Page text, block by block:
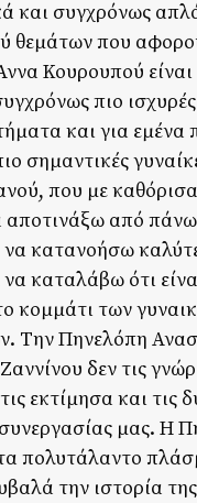
και συγχρόνως
θεμάτων που
Κουρουπού είναι
πιο
και για εμένα
σημαντικές
που με
αποτινάξω από
κατανοήσω
να καταλάβω ότι
κομμάτι των
Tην Πηνελόπη
δεν τις
εκτίμησα και τις
μας. Η
πολυτάλαντο
την ιστορία